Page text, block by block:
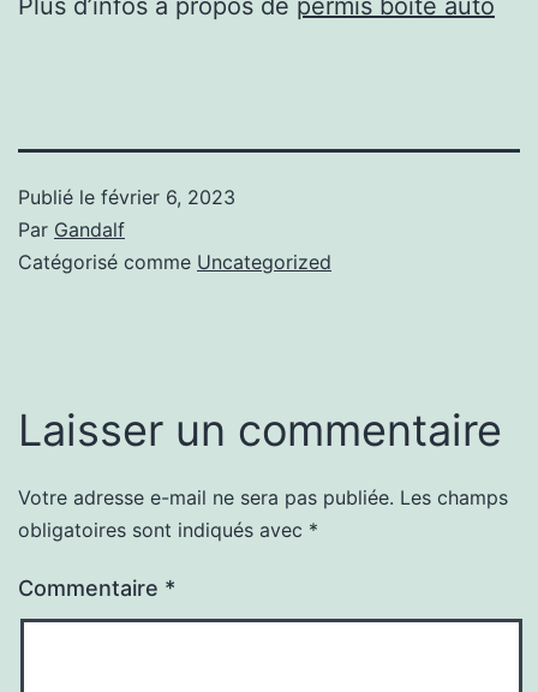
Publié le février 6, 2023
Par Gandalf
Catégorisé comme Uncategorized
Laisser un commentaire
Votre adresse e-mail ne sera pas publiée. Les champs
obligatoires sont indiqués avec *
Commentaire *